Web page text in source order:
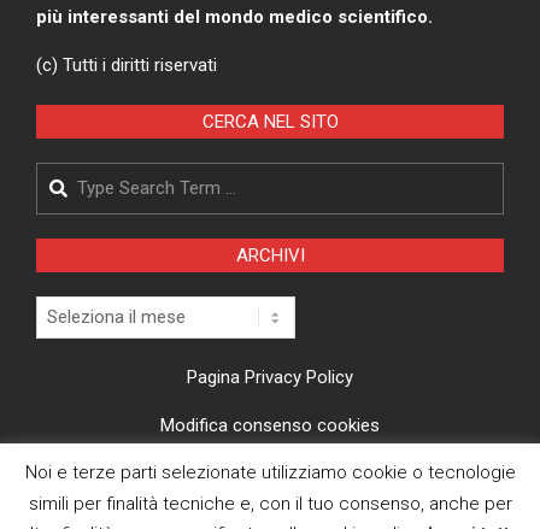
più interessanti del mondo medico scientifico.
(c) Tutti i diritti riservati
CERCA NEL SITO
Search
ARCHIVI
Archivi
Pagina Privacy Policy
Modifica consenso cookies
CI TROVI ANCHE SU
Noi e terze parti selezionate utilizziamo cookie o tecnologie
simili per finalità tecniche e, con il tuo consenso, anche per